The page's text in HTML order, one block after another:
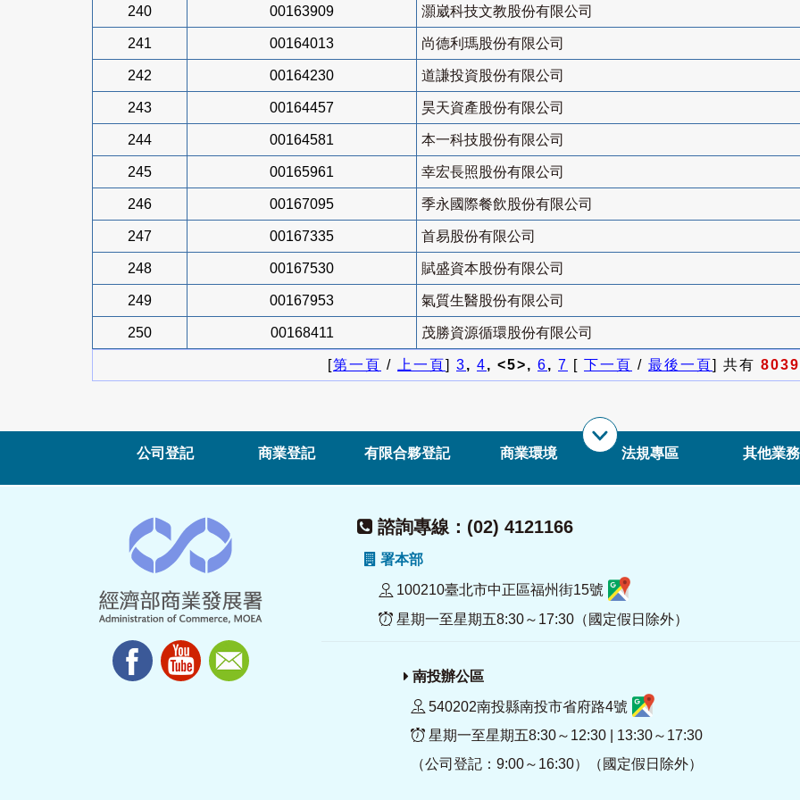
240 00163909 灝崴科技文教股份有限公司
241 00164013 尚德利瑪股份有限公司
242 00164230 道謙投資股份有限公司
243 00164457 昊天資產股份有限公司
244 00164581 本一科技股份有限公司
245 00165961 幸宏長照股份有限公司
246 00167095 季永國際餐飲股份有限公司
247 00167335 首易股份有限公司
248 00167530 賦盛資本股份有限公司
249 00167953 氣質生醫股份有限公司
250 00168411 茂勝資源循環股份有限公司
[第一頁 / 上一頁] 3, 4, <5>, 6, 7 [ 下一頁 / 最後一頁] 共有 8039
公司登記 商業登記 有限合夥登記 商業環境 法規專區 其他業務
諮詢專線：(02) 4121166
署本部
100210臺北市中正區福州街15號
星期一至星期五8:30～17:30（國定假日除外）
南投辦公區
540202南投縣南投市省府路4號
星期一至星期五8:30～12:30 | 13:30～17:30
（公司登記：9:00～16:30）（國定假日除外）